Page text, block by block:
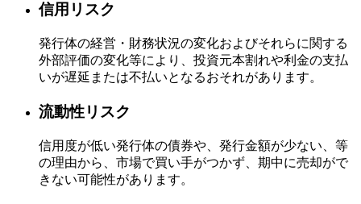
信用リスク
発行体の経営・財務状況の変化およびそれらに関する
外部評価の変化等により、投資元本割れや利金の支払
いが遅延または不払いとなるおそれがあります。
流動性リスク
信用度が低い発行体の債券や、発行金額が少ない、等
の理由から、市場で買い手がつかず、期中に売却がで
きない可能性があります。